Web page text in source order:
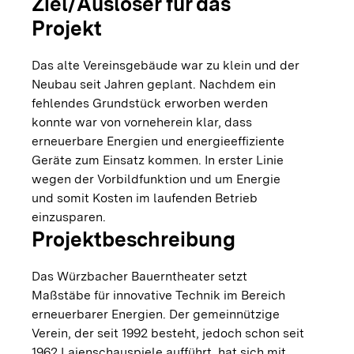
Projekt
Das alte Vereinsgebäude war zu klein und der
Neubau seit Jahren geplant. Nachdem ein
fehlendes Grundstück erworben werden
konnte war von vorneherein klar, dass
erneuerbare Energien und energieeffiziente
Geräte zum Einsatz kommen. In erster Linie
wegen der Vorbildfunktion und um Energie
und somit Kosten im laufenden Betrieb
einzusparen.
Projektbeschreibung
Das Würzbacher Bauerntheater setzt
Maßstäbe für innovative Technik im Bereich
erneuerbarer Energien. Der gemeinnützige
Verein, der seit 1992 besteht, jedoch schon seit